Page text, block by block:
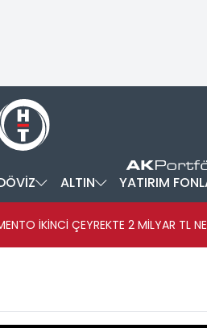
ALTIN YATIRIM
İKİNCİ ÇEYREKTE 2 MİLYAR TL